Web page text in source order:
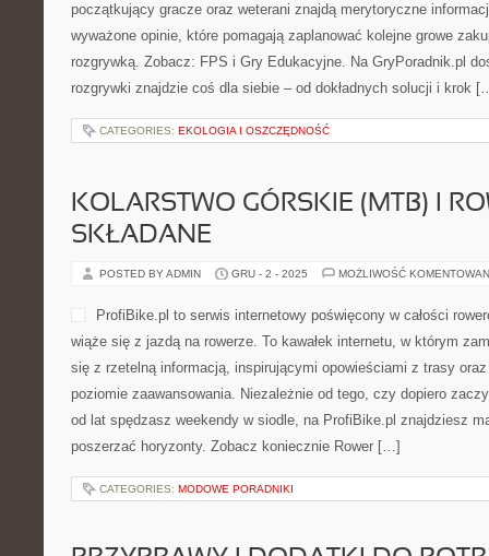
początkujący gracze oraz weterani znajdą merytoryczne
wyważone opinie, które pomagają zaplanować kolejne growe
rozgrywką. Zobacz: FPS i Gry Edukacyjne. Na GryPoradnik.pl
rozgrywki znajdzie coś dla siebie – od dokładnych solucji i krok
CATEGORIES: EKOLOGIA I OSZCZĘDNOŚĆ
KOLARSTWO GÓRSKIE (MTB) I
SKŁADANE
POSTED BY ADMIN GRU - 2 - 2025 MOŻLIWOŚĆ
ProfiBike.pl to serwis internetowy poświęcony w całości
wiąże się z jazdą na rowerze. To kawałek internetu, w którym
się z rzetelną informacją, inspirującymi opowieściami z trasy
poziomie zaawansowania. Niezależnie od tego, czy dopiero
od lat spędzasz weekendy w siodle, na ProfiBike.pl znajdziesz
poszerzać horyzonty. Zobacz koniecznie Rower […]
CATEGORIES: MODOWE PORADNIKI